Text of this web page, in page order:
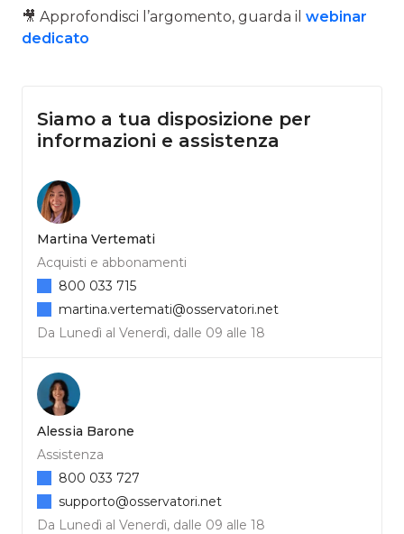
🎥 Approfondisci l’argomento, guarda il webinar
dedicato
Siamo a tua disposizione per
informazioni e assistenza
Martina Vertemati
Acquisti e abbonamenti
Da Lunedì al Venerdì, dalle 09 alle 18
800 033 715
martina.vertemati@osservatori.net
Alessia Barone
Assistenza
Da Lunedì al Venerdì, dalle 09 alle 18
800 033 727
supporto@osservatori.net